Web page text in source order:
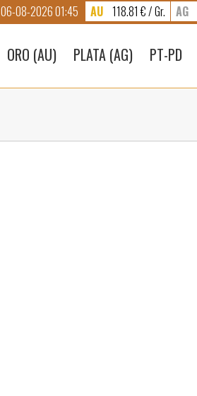
06-08-2026 01:45 AU 118.81 € / Gr. AG
ORO (AU) PLATA (AG) PT-PD